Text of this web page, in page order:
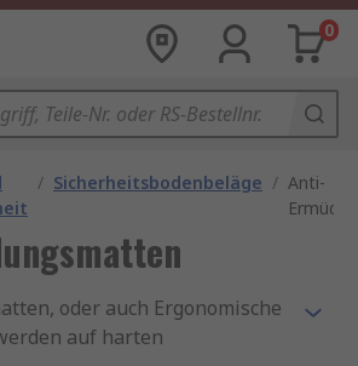
0
/ Sicherheitsbodenbeläge / Anti-
oder auch Ergonomische
auf harten